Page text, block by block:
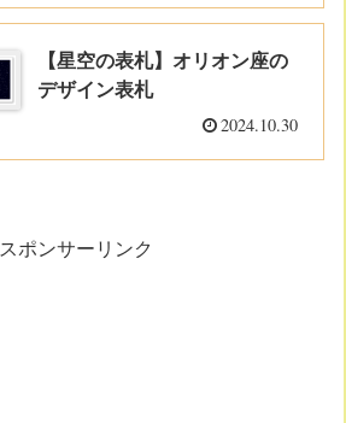
【星空の表札】オリオン座の
デザイン表札
2024.10.30
スポンサーリンク